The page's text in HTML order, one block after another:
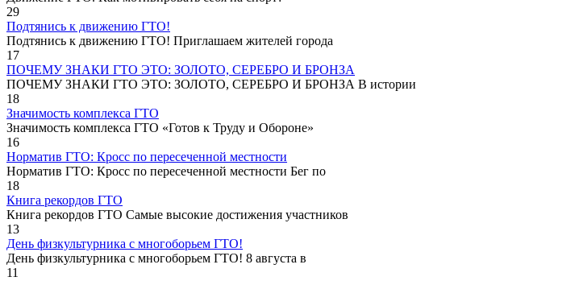
29
Подтянись к движению ГТО!
Подтянись к движению ГТО! Приглашаем жителей города
17
ПОЧЕМУ ЗНАКИ ГТО ЭТО: ЗОЛОТО, СЕРЕБРО И БРОНЗА
ПОЧЕМУ ЗНАКИ ГТО ЭТО: ЗОЛОТО, СЕРЕБРО И БРОНЗА В истории
18
Значимость комплекса ГТО
Значимость комплекса ГТО «Готов к Труду и Обороне»
16
Норматив ГТО: Кросс по пересеченной местности
Норматив ГТО: Кросс по пересеченной местности Бег по
18
Книга рекордов ГТО
Книга рекордов ГТО Самые высокие достижения участников
13
День физкультурника с многоборьем ГТО!
День физкультурника с многоборьем ГТО! 8 августа в
11